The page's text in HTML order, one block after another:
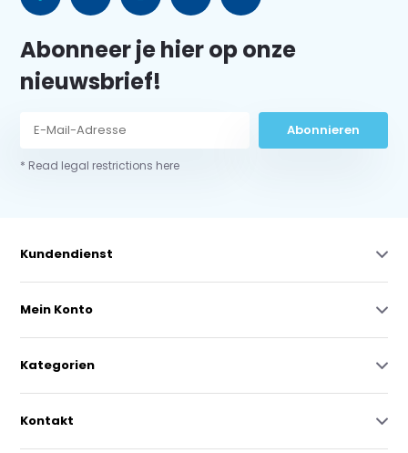
Abonneer je hier op onze
nieuwsbrief!
Abonnieren
* Read legal restrictions here
Kundendienst
Mein Konto
Kategorien
Kontakt